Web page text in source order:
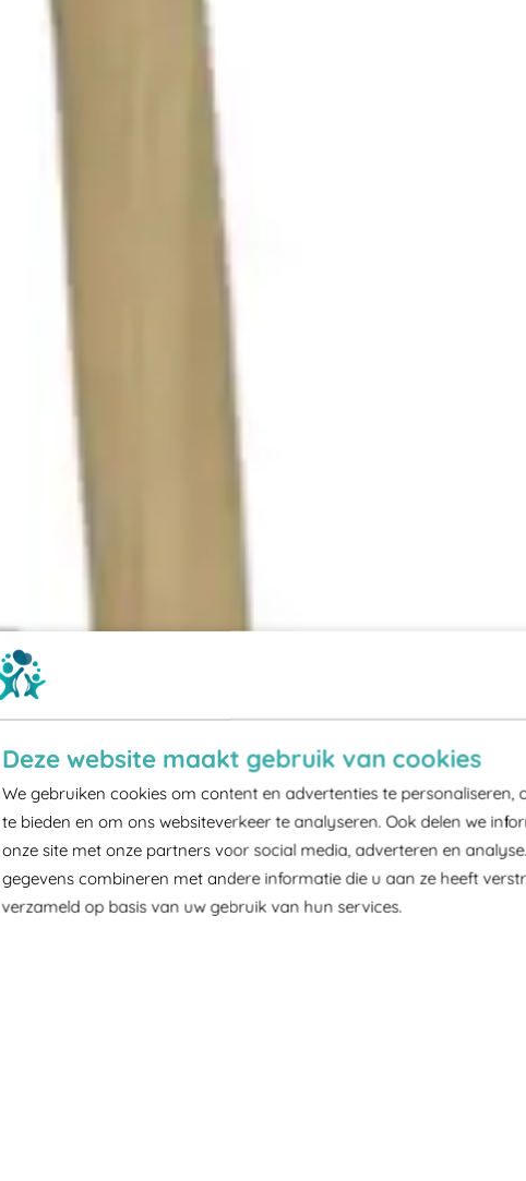
Deze website maakt gebruik van cookies
We gebruiken cookies om content en advertenties te personaliseren,
te bieden en om ons websiteverkeer te analyseren. Ook delen we
onze site met onze partners voor social media, adverteren en
gegevens combineren met andere informatie die u aan ze heeft
verzameld op basis van uw gebruik van hun services.